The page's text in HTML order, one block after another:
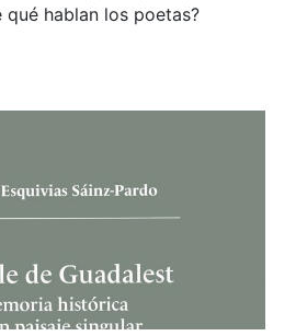
hablan los poetas?